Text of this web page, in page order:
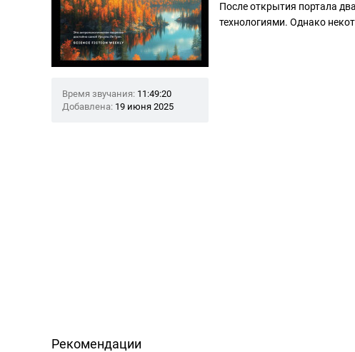
Время звучания: 11:49:20
Добавлена: 19 июня 2025
После открытия портала
технологиями. Однако
Рекомендации